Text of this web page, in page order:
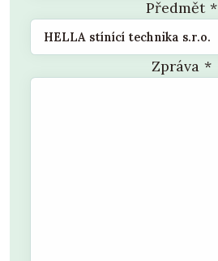
Předmět*
Zpráva *